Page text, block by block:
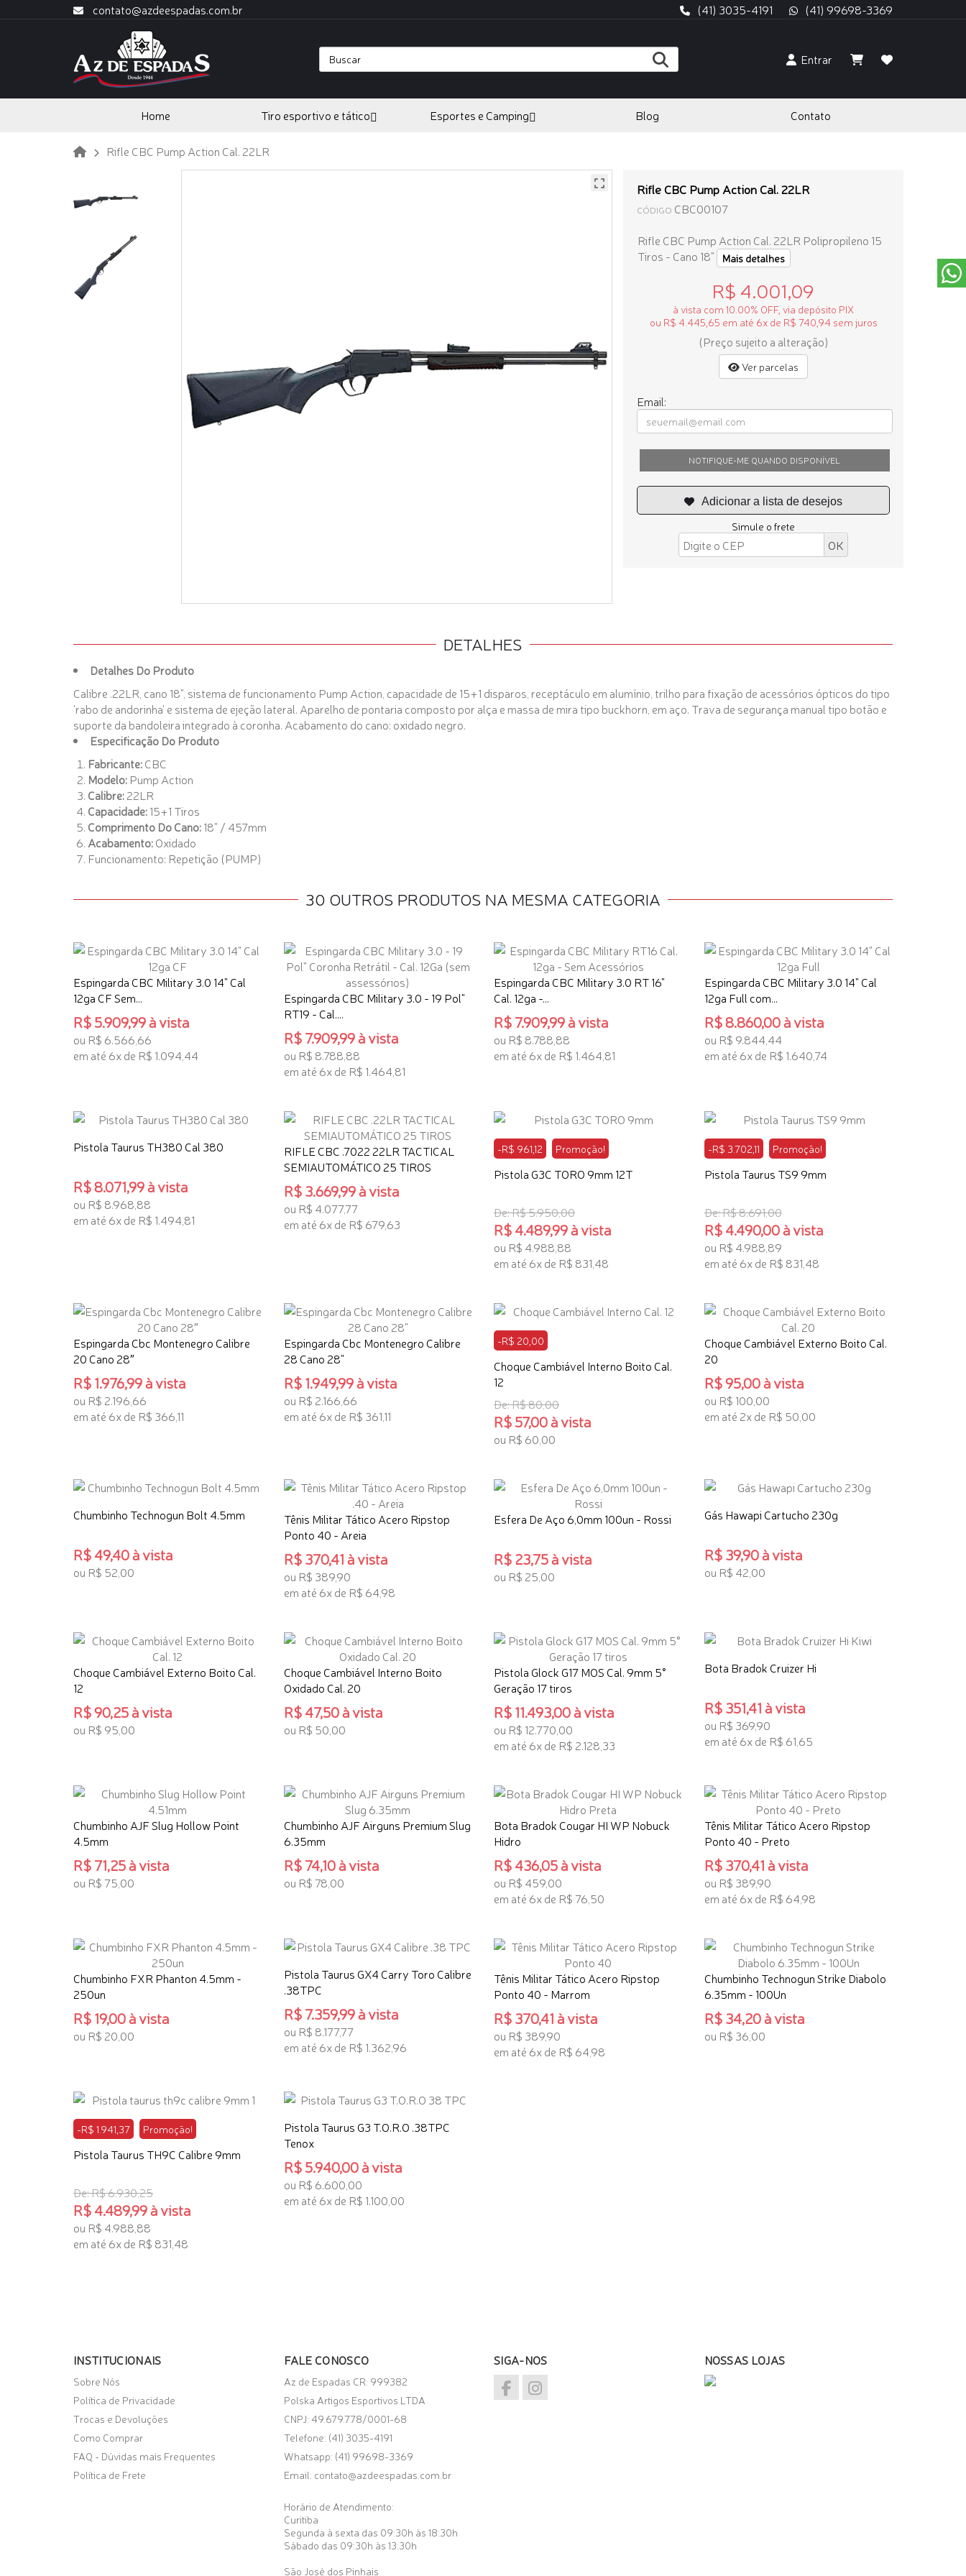
contato@azdeespadas.com.br (41) 3035-4191 (41) 99698-3369
Entrar
Home Tiro esportivo e tático Esportes e Camping Blog Contato
Rifle CBC Pump Action Cal. 22LR
Rifle CBC Pump Action Cal. 22LR
CÓDIGO CBC00107
Rifle CBC Pump Action Cal. 22LR Polipropileno 15
Tiros - Cano 18"
Mais detalhes
R$ 4.001,09
à vista com 10.00% OFF, via depósito PIX
ou R$ 4.445,65 em até 6x de R$ 740,94 sem juros
(Preço sujeito a alteração)
Ver parcelas
Email:
NOTIFIQUE-ME QUANDO DISPONÍVEL
Simule o frete
DETALHES
Detalhes Do Produto
Calibre .22LR, cano 18", sistema de funcionamento Pump Action, capacidade de 15+1 disparos, receptáculo em alumínio, trilho para fixação de acessórios ópticos do tipo
'rabo de andorinha' e sistema de ejeção lateral. Aparelho de pontaria composto por alça e massa de mira tipo buckhorn, em aço. Trava de segurança manual tipo botão e
suporte da bandoleira integrado à coronha. Acabamento do cano: oxidado negro.
Especificação Do Produto
Fabricante:CBC
Modelo: Pump Action
Calibre:22LR
Capacidade:15+1 Tiros
Comprimento Do Cano:18" / 457mm
Acabamento:Oxidado
Funcionamento: Repetição (PUMP)
30 OUTROS PRODUTOS NA MESMA CATEGORIA
Espingarda CBC Military 3.0 14" Cal
12ga CF Sem...
R$ 5.909,99 à vista
ou R$ 6.566,66
em até 6x de R$ 1.094,44
Espingarda CBC Military 3.0 - 19 Pol"
RT19 - Cal....
R$ 7.909,99 à vista
ou R$ 8.788,88
em até 6x de R$ 1.464,81
Espingarda CBC Military 3.0 RT 16"
Cal. 12ga -...
R$ 7.909,99 à vista
ou R$ 8.788,88
em até 6x de R$ 1.464,81
Espingarda CBC Military 3.0 14" Cal
12ga Full com...
R$ 8.860,00 à vista
ou R$ 9.844,44
em até 6x de R$ 1.640,74
Pistola Taurus TH380 Cal 380
R$ 8.071,99 à vista
ou R$ 8.968,88
em até 6x de R$ 1.494,81
RIFLE CBC .7022 22LR TACTICAL
SEMIAUTOMÁTICO 25 TIROS
R$ 3.669,99 à vista
ou R$ 4.077,77
em até 6x de R$ 679,63
-R$ 961,12 Promoção!
Pistola G3C TORO 9mm 12T
De: R$ 5.950,00
R$ 4.489,99 à vista
ou R$ 4.988,88
em até 6x de R$ 831,48
-R$ 3.702,11 Promoção!
Pistola Taurus TS9 9mm
De: R$ 8.691,00
R$ 4.490,00 à vista
ou R$ 4.988,89
em até 6x de R$ 831,48
Espingarda Cbc Montenegro Calibre
20 Cano 28″
R$ 1.976,99 à vista
ou R$ 2.196,66
em até 6x de R$ 366,11
Espingarda Cbc Montenegro Calibre
28 Cano 28"
R$ 1.949,99 à vista
ou R$ 2.166,66
em até 6x de R$ 361,11
-R$ 20,00
Choque Cambiável Interno Boito Cal.
12
De: R$ 80,00
R$ 57,00 à vista
ou R$ 60,00
Choque Cambiável Externo Boito Cal.
20
R$ 95,00 à vista
ou R$ 100,00
em até 2x de R$ 50,00
Chumbinho Technogun Bolt 4.5mm
R$ 49,40 à vista
ou R$ 52,00
Tênis Militar Tático Acero Ripstop
Ponto 40 - Areia
R$ 370,41 à vista
ou R$ 389,90
em até 6x de R$ 64,98
Esfera De Aço 6,0mm 100un - Rossi
R$ 23,75 à vista
ou R$ 25,00
Gás Hawapi Cartucho 230g
R$ 39,90 à vista
ou R$ 42,00
Choque Cambiável Externo Boito Cal.
12
R$ 90,25 à vista
ou R$ 95,00
Choque Cambiável Interno Boito
Oxidado Cal. 20
R$ 47,50 à vista
ou R$ 50,00
Pistola Glock G17 MOS Cal. 9mm 5°
Geração 17 tiros
R$ 11.493,00 à vista
ou R$ 12.770,00
em até 6x de R$ 2.128,33
Bota Bradok Cruizer Hi
R$ 351,41 à vista
ou R$ 369,90
em até 6x de R$ 61,65
Chumbinho AJF Slug Hollow Point
4.5mm
R$ 71,25 à vista
ou R$ 75,00
Chumbinho AJF Airguns Premium Slug
6.35mm
R$ 74,10 à vista
ou R$ 78,00
Bota Bradok Cougar HI WP Nobuck
Hidro
R$ 436,05 à vista
ou R$ 459,00
em até 6x de R$ 76,50
Tênis Militar Tático Acero Ripstop
Ponto 40 - Preto
R$ 370,41 à vista
ou R$ 389,90
em até 6x de R$ 64,98
Chumbinho FXR Phanton 4.5mm -
250un
R$ 19,00 à vista
ou R$ 20,00
Pistola Taurus GX4 Carry Toro Calibre
.38TPC
R$ 7.359,99 à vista
ou R$ 8.177,77
em até 6x de R$ 1.362,96
Tênis Militar Tático Acero Ripstop
Ponto 40 - Marrom
R$ 370,41 à vista
ou R$ 389,90
em até 6x de R$ 64,98
Chumbinho Technogun Strike Diabolo
6.35mm - 100Un
R$ 34,20 à vista
ou R$ 36,00
-R$ 1.941,37 Promoção!
Pistola Taurus TH9C Calibre 9mm
De: R$ 6.930,25
R$ 4.489,99 à vista
ou R$ 4.988,88
em até 6x de R$ 831,48
Pistola Taurus G3 T.O.R.O .38TPC
Tenox
R$ 5.940,00 à vista
ou R$ 6.600,00
em até 6x de R$ 1.100,00
INSTITUCIONAIS
Sobre Nós
Política de Privacidade
Trocas e Devoluções
Como Comprar
FAQ - Dúvidas mais Frequentes
Política de Frete
FALE CONOSCO
Az de Espadas CR: 999382
Polska Artigos Esportivos LTDA
CNPJ: 49.679.778/0001-68
Telefone: (41) 3035-4191
Whatsapp: (41) 99698-3369
Email: contato@azdeespadas.com.br
Horário de Atendimento:
Curitiba
Segunda à sexta das 09:30h às 18:30h
Sábado das 09:30h às 13:30h
São José dos Pinhais
SIGA-NOS NOSSAS LOJAS